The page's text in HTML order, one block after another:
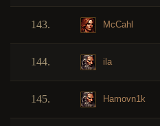
143. McCahl
144. ila
145. Hamovn1k